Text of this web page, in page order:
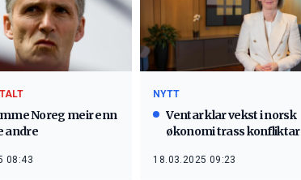
Noreg meir enn
andre
08:43
NYTT
Ventar klar vekst i norsk
økonomi trass konfliktar
18.03.2025 09:23